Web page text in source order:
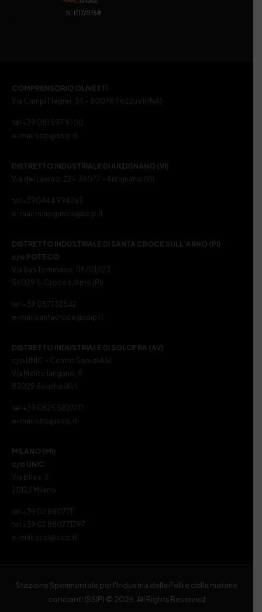
. N. IT17/0158
COMPRENSORIO OLIVETTI
Via Campi Flegrei, 34 – 80078 Pozzuoli (NA)
tel +39 081 597 91 00
e-mail ssip@ssip.it
DISTRETTO INDUSTRIALE DI ARZIGNANO (VI)
Via del Lavoro, 22 – 36077 – Arzignano (VI)
tel +390444 994267
e-mail m.nogarole@ssip.it
DISTRETTO INDUSTRIALE DI SANTA CROCE SULL’ARNO (PI)
c/o POTECO
Via San Tommaso, 119/121/123
56029 S. Croce s/Arno (PI)
tel +39 0571 32542
e-mail santacroce@ssip.it
DISTRETTO INDUSTRIALE DI SOLOFRA (AV)
c/o UNIC – Centro Servizi ASI
Via Melito Iangano, 9
83029 Solofra (AV)
tel +39 0825 582740
e-mail ssip@ssip.it
MILANO (MI)
c/o UNIC
Via Brisa, 3
20123 Milano
tel +39 02 8807711
tel +39 02 880771297
e-mail ssip@ssip.it
Stazione Sperimentale per l’Industria delle Pelli e delle materie
concianti (SSIP) © 2026. All Rights Reserved